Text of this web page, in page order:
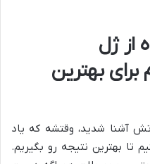
از ژل
برای بهترین
آشنا شدید، وقتشه که یاد
تا بهترین نتیجه رو بگیریم.